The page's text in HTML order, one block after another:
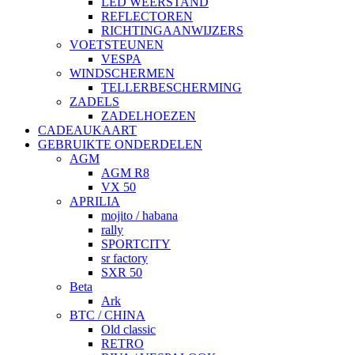
REFLECTOREN
RICHTINGAANWIJZERS
VOETSTEUNEN
VESPA
WINDSCHERMEN
TELLERBESCHERMING
ZADELS
ZADELHOEZEN
CADEAUKAART
GEBRUIKTE ONDERDELEN
AGM
AGM R8
VX 50
APRILIA
mojito / habana
rally
SPORTCITY
sr factory
SXR 50
Beta
Ark
BTC / CHINA
Old classic
RETRO